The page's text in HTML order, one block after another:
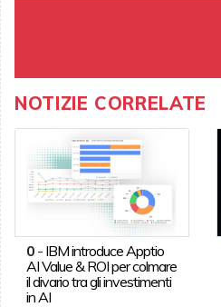
NOTIZIE CORRELATE
0- IBM introduce Apptio
AI Value & ROI per colmare
il divario tra gli investimenti
in AI